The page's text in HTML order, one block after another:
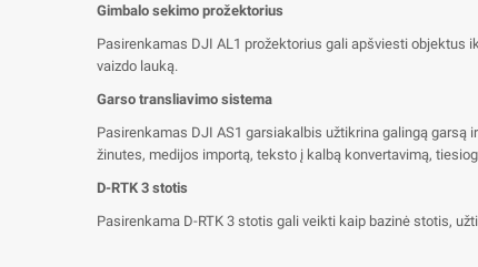
Gimbalo sekimo prožektorius
Pasirenkamas DJI AL1 prožektorius gali apšviesti objektus
vaizdo lauką.
Garso transliavimo sistema
Pasirenkamas DJI AS1 garsiakalbis užtikrina galingą
žinutes, medijos importą, teksto į kalbą konvertavimą,
D-RTK 3 stotis
Pasirenkama D-RTK 3 stotis gali veikti kaip bazinė stotis,